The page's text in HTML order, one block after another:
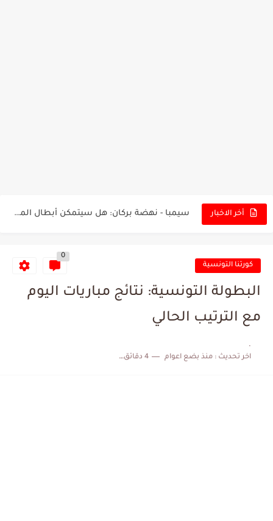
أخر الاخبار سيمبا - نهضة بركان: هل سيتمكن أبطال المغرب من الحفاظ...
البرنامج الكامل لنهائي البطولة بين الاتحاد المنستيري والنادي الإفريقي كورتنا التونسية
0
البطولة التونسية: نتائج مباريات اليوم
مع الترتيب الحالي
.
اخر تحديث :منذ بضع اعوام 4 دقائق للقراءة